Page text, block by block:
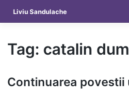
content
Liviu Sandulache
Tag: catalin
Continuarea povestii